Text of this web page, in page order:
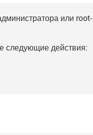
или root-
следующие действия: